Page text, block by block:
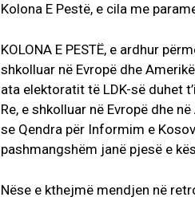
Kolona E Pestë, e cila me
KOLONA E PESTË, e ardhur
shkolluar në Evropë dhe
ata elektoratit të LDK-së duhet
Re, e shkolluar në Evropë dhe
se Qendra për Informim e
pashmangshëm janë pjesë e
Nëse e kthejmë mendjen në